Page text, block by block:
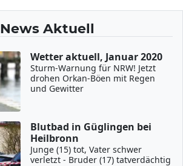
News Aktuell
Wetter aktuell, Januar 2020
Sturm-Warnung für NRW! Jetzt
drohen Orkan-Böen mit Regen
und Gewitter
Blutbad in Güglingen bei
Heilbronn
Junge (15) tot, Vater schwer
verletzt - Bruder (17) tatverdächtig